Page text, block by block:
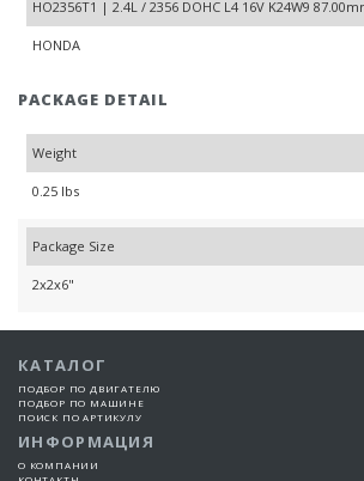
HO2356T1 | 2.4L / 2356 DOHC L4 16V K24W9
HONDA
PACKAGE DETAIL
Weight
0.25 lbs
Package Size
2x2x6"
КАТАЛОГ
ПОДБОР ПО ДВИГАТЕЛЮ
ПОДБОР ПО МАШИНЕ
ПОИСК ПО АРТИКУЛУ
ИНФОРМАЦИЯ
О КОМПАНИИ